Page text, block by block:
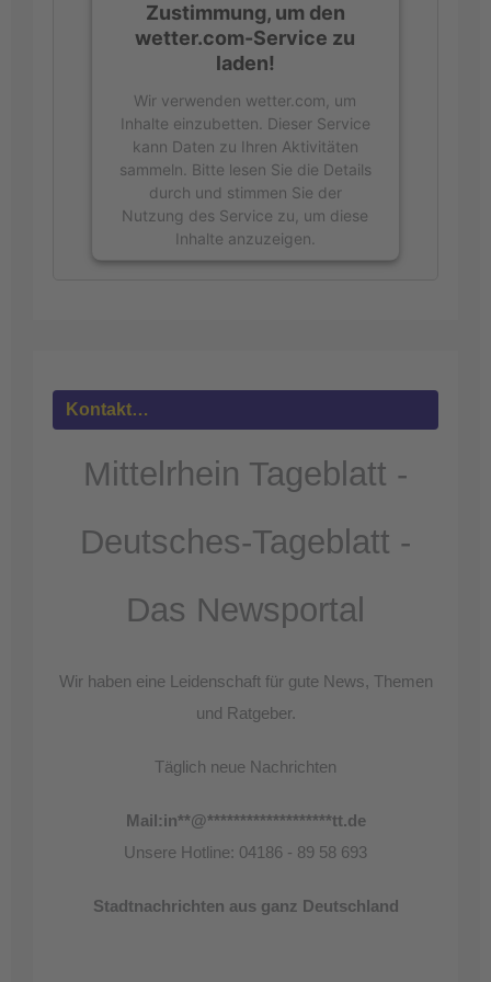
Zustimmung, um den
wetter.com-Service zu
laden!
Wir verwenden wetter.com, um
Inhalte einzubetten. Dieser Service
kann Daten zu Ihren Aktivitäten
sammeln. Bitte lesen Sie die Details
durch und stimmen Sie der
Nutzung des Service zu, um diese
Inhalte anzuzeigen.
powered byUsercentrics Consent
Management Platform
Kontakt…
Mittelrhein Tageblatt -
Deutsches-Tageblatt -
Das Newsportal
Wir haben eine Leidenschaft für gute News, Themen
und Ratgeber.
Täglich neue Nachrichten
Mail:in**@*******************tt.de
Unsere Hotline: 04186 - 89 58 693
Stadtnachrichten aus ganz Deutschland